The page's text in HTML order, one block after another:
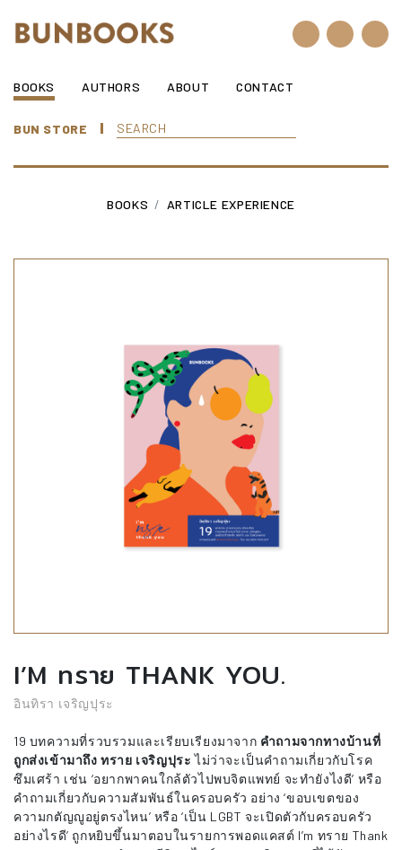
BOOKS AUTHORS ABOUT CONTACT
BUN STORE
BOOKS ARTICLE EXPERIENCE
I’M ทราย THANK YOU.
อินทิรา เจริญปุระ
19 บทความที่รวบรวมและเรียบเรียงมาจาก คำถามจากทางบ้านที่
ถูกส่งเข้ามาถึง ทราย เจริญปุระไม่ว่าจะเป็นคำถามเกี่ยวกับโรค
ซึมเศร้า เช่น ‘อยากพาคนใกล้ตัวไปพบจิตแพทย์ จะทำยังไงดี’ หรือ
คำถามเกี่ยวกับความสัมพันธ์ในครอบครัว อย่าง ‘ขอบเขตของ
ความกตัญญูอยู่ตรงไหน’ หรือ ‘เป็น LGBT จะเปิดตัวกับครอบครัว
อย่างไรดี’ ถูกหยิบขึ้นมาตอบในรายการพอดแคสต์ I’m ทราย Thank